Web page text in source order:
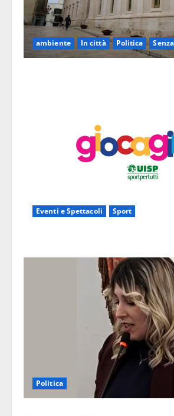
ambiente In città Politica
Eventi e Spettacoli Sport
Politica